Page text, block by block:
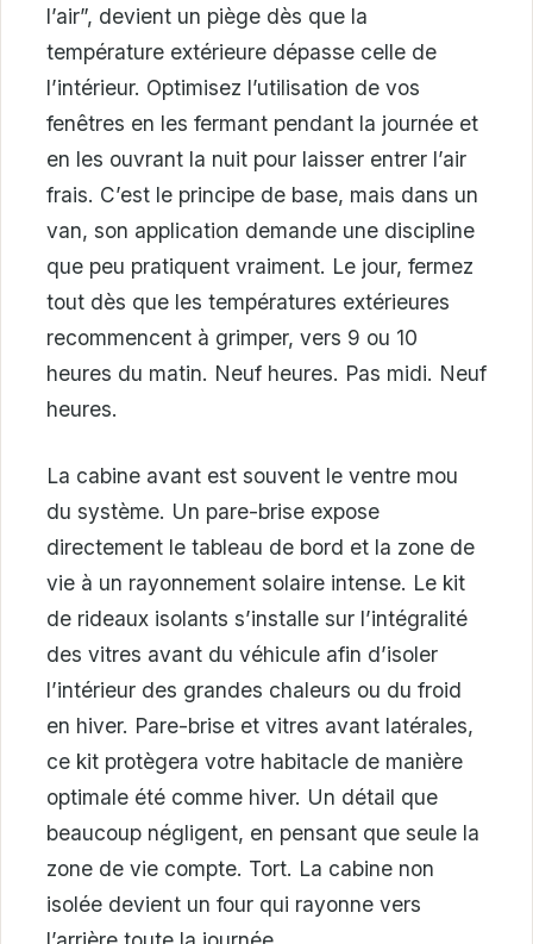
l’air”, devient un piège dès que la
température extérieure dépasse celle de
l’intérieur. Optimisez l’utilisation de vos
fenêtres en les fermant pendant la journée et
en les ouvrant la nuit pour laisser entrer l’air
frais. C’est le principe de base, mais dans un
van, son application demande une discipline
que peu pratiquent vraiment. Le jour, fermez
tout dès que les températures extérieures
recommencent à grimper, vers 9 ou 10
heures du matin. Neuf heures. Pas midi. Neuf
heures.
La cabine avant est souvent le ventre mou
du système. Un pare-brise expose
directement le tableau de bord et la zone de
vie à un rayonnement solaire intense. Le kit
de rideaux isolants s’installe sur l’intégralité
des vitres avant du véhicule afin d’isoler
l’intérieur des grandes chaleurs ou du froid
en hiver. Pare-brise et vitres avant latérales,
ce kit protègera votre habitacle de manière
optimale été comme hiver. Un détail que
beaucoup négligent, en pensant que seule la
zone de vie compte. Tort. La cabine non
isolée devient un four qui rayonne vers